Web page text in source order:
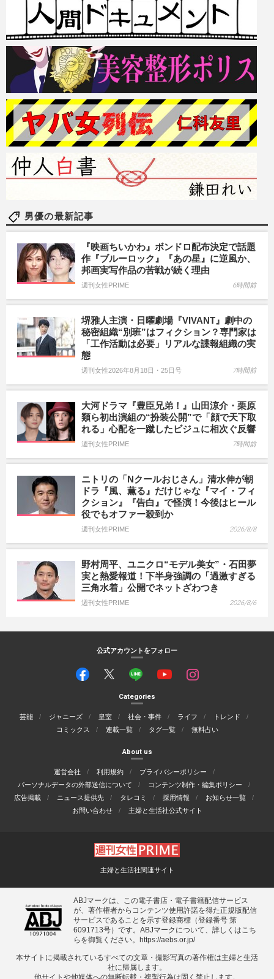
男優の最新記事
『映画ちいかわ』ボンドロ配布決定で話題
作『ブルーロック』『あの星』に逆風か、
邦画実写作品の苦戦が続く理由
週刊女性PRIME 6時間前
堺雅人主演・日曜劇場『VIVANT』劇中の
秘密組織“別班”はフィクション？専門家は
「工作活動は必要」リアルな諜報組織の実
態
週刊女性2026年8月18日・25日号 7時間前
大河ドラマ『豊臣兄弟！』山田涼介・栗原
類ら初出演組の“扮装公開”で「顔で天下取
れる」心配を一蹴したビジュに相次ぐ反響
週刊女性PRIME 7時間前
ニトリの「Nクールおじさん」清水伸が朝
ドラ『風、薫る』だけじゃな『マイ・フィ
クション』『告白』で怪演！今後はヒール
役でもオファー殺到か
週刊女性PRIME 2026/8/8
野村周平、ユニクロ“モデル美女”・石田夢
実と熱愛報道！下半身強調の「過激すぎる
三角水着」公開でネットざわつき
週刊女性PRIME 2026/8/6
公式アカウントをフォロー
Categories
芸能 ジャニーズ 皇室 社会・事件 ライフ
トレンド
コミックス
連載一覧 タグ一覧 無料占い
About us
運営会社 利用規約
プライバシーポリシー
パーソナルデータの外部送信について
コンテンツ制作・編集ポリシー
広告掲載
ニュース提供先 タレコミ 採用情報
お知らせ一覧
お問い合わせ
主婦と生活社公式サイト
主婦と生活社関連サイト
ABJマークは、この電子書店・電子書籍配信サービス
が、著作権者からコンテンツ使用許諾を得た正規版配信
サービスであることを示す登録商標（登録番号 第
6091713号）です。ABJマークについて、詳しくはこち
らを御覧ください。
https://aebs.or.jp/
本サイトに掲載されているすべての⽂章・撮影写真の著作権は主婦と⽣活
社に帰属します。
他サイトや他媒体への無断転載・複製⾏為は固く禁⽌します。